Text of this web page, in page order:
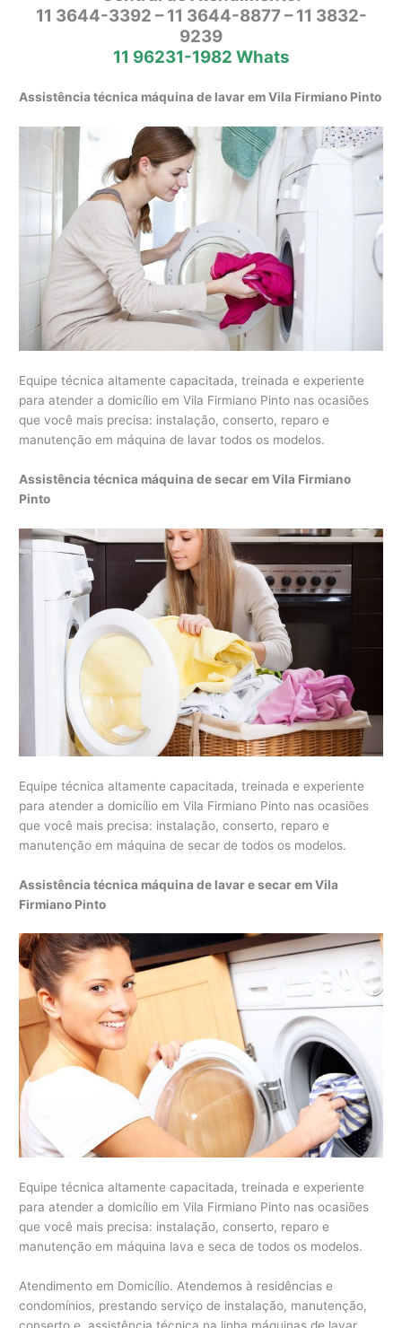
11 3644-3392 – 11 3644-8877 – 11 3832-
9239
11 96231-1982 Whats
Assistência técnica máquina de lavar em Vila Firmiano Pinto
Equipe técnica altamente capacitada, treinada e experiente
para atender a domicílio em Vila Firmiano Pinto nas ocasiões
que você mais precisa: instalação, conserto, reparo e
manutenção em máquina de lavar todos os modelos.
Assistência técnica máquina de secar em Vila Firmiano
Pinto
Equipe técnica altamente capacitada, treinada e experiente
para atender a domicílio em Vila Firmiano Pinto nas ocasiões
que você mais precisa: instalação, conserto, reparo e
manutenção em máquina de secar de todos os modelos.
Assistência técnica máquina de lavar e secar em Vila
Firmiano Pinto
Equipe técnica altamente capacitada, treinada e experiente
para atender a domicílio em Vila Firmiano Pinto nas ocasiões
que você mais precisa: instalação, conserto, reparo e
manutenção em máquina lava e seca de todos os modelos.
Atendimento em Domicílio. Atendemos à residências e
condomínios, prestando serviço de instalação, manutenção,